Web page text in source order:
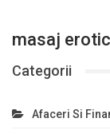
masaj
Categorii
Afaceri Si